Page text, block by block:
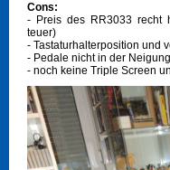
Cons:
- Preis des RR3033 recht
teuer)
- Tastaturhalterposition und
- Pedale nicht in der
- noch keine Triple Screen